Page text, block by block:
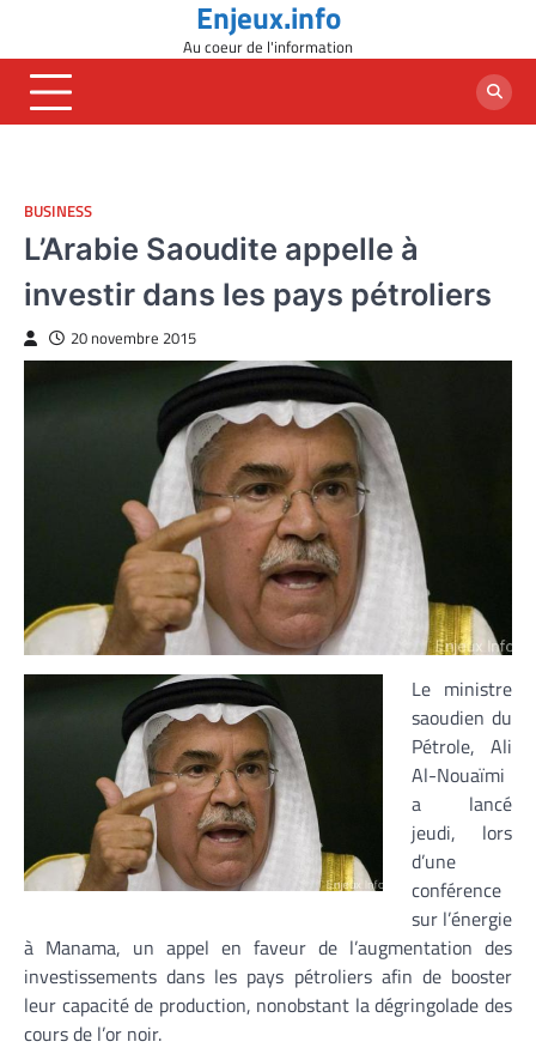
content
Enjeux.info
Au coeur de l'information
BUSINESS
L’Arabie Saoudite appelle à
investir dans les pays pétroliers
20 novembre 2015
Le ministre
saoudien du
Pétrole, Ali
Al-Nouaïmi
a lancé
jeudi, lors
d’une
conférence
sur l’énergie
à Manama, un appel en faveur de l’augmentation des
investissements dans les pays pétroliers afin de booster
leur capacité de production, nonobstant la dégringolade des
cours de l’or noir.